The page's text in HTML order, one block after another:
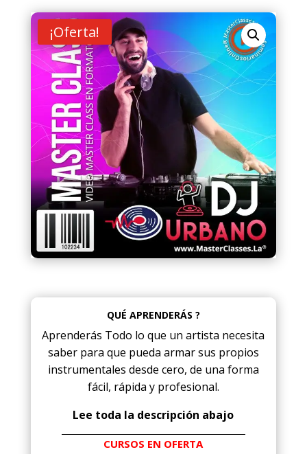
4.00de
5 en
base a
valoraci
ón de
cliente
¡Oferta!
QUÉ APRENDERÁS ?
Aprenderás Todo lo que un artista necesita
saber para que pueda armar sus propios
instrumentales desde cero, de una forma
fácil, rápida y profesional.
Lee toda la descripción abajo
CURSOS EN OFERTA